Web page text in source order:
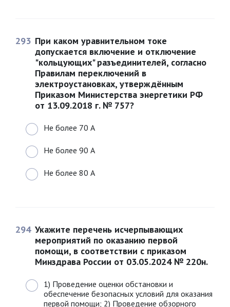
293 При каком уравнительном токе
допускается включение и отключение
"кольцующих" разъединителей, согласно
Правилам переключений в
электроустановках, утверждённым
Приказом Министерства энергетики РФ
от 13.09.2018 г. № 757?
Не более 70 А
Не более 90 А
Не более 80 А
294 Укажите перечень исчерпывающих
мероприятий по оказанию первой
помощи, в соответствии с приказом
Минздрава России от 03.05.2024 № 220н.
1) Проведение оценки обстановки и
обеспечение безопасных условий для оказания
первой помощи; 2) Проведение обзорного